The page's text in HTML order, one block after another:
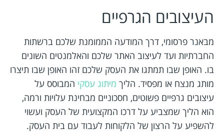
העיצובים הגרפיים
מבאנר פרסומי, דרך המודעה הממומנת שלכם ברשתות
החברתיות ועד לעיצוב האתר שלכם והאלמנטים השונים
בו. האופן שבו תמתגו את העסק שלכם זהו האופן שבו תיצרו
מותג מנצח או מפסיד. הליך מיתוג עסקי המבוסס על
עיצובים גרפיים פשוטים, חסכוניים מבחינת עלויות ורמה,
הוא הליך שמצביע על דרכו המקצועית של העסק ועשוי
להשפיע על הרצון של הלקוחות לעבוד עם בית העסק.